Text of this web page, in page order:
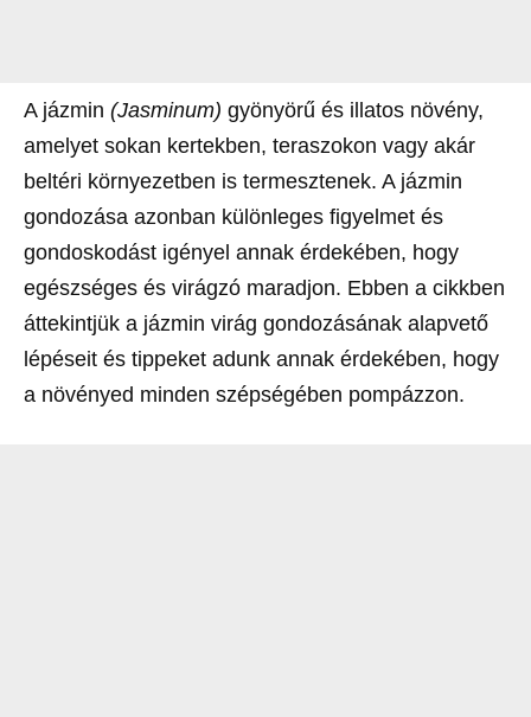
A jázmin (Jasminum) gyönyörű és illatos növény,
amelyet sokan kertekben, teraszokon vagy akár
beltéri környezetben is termesztenek. A jázmin
gondozása azonban különleges figyelmet és
gondoskodást igényel annak érdekében, hogy
egészséges és virágzó maradjon. Ebben a cikkben
áttekintjük a jázmin virág gondozásának alapvető
lépéseit és tippeket adunk annak érdekében, hogy
a növényed minden szépségében pompázzon.